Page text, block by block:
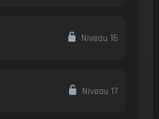
Niveau 16
Niveau 17